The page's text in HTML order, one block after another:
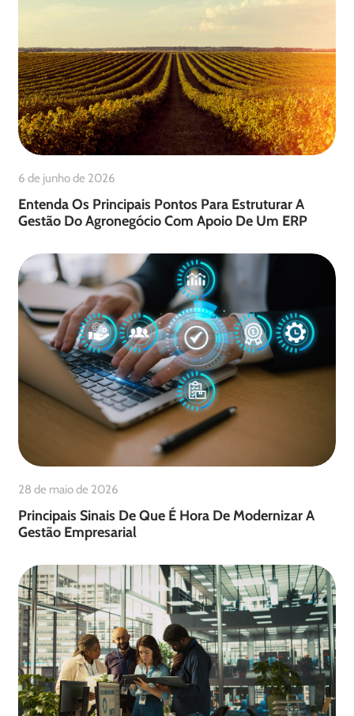
6 de junho de 2026
Entenda Os Principais Pontos Para Estruturar A
Gestão Do Agronegócio Com Apoio De Um ERP
28 de maio de 2026
Principais Sinais De Que É Hora De Modernizar A
Gestão Empresarial